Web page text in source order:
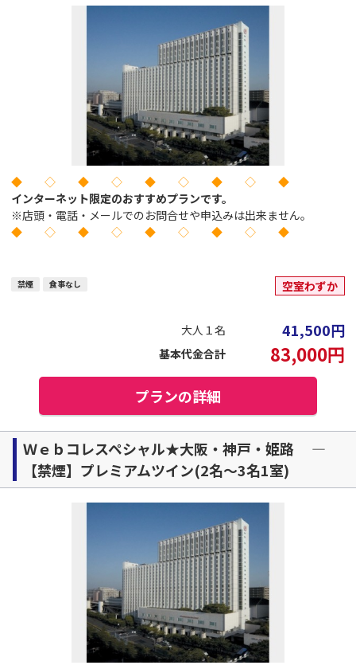
◆ ◇ ◆ ◇ ◆ ◇ ◆ ◇ ◆
インターネット限定のおすすめプランです。
※店頭・電話・メールでのお問合せや申込みは出来ません。
◆ ◇ ◆ ◇ ◆ ◇ ◆ ◇ ◆
禁煙 食事なし 空室わずか
大人１名 41,500円
基本代金合計 83,000円
プランの詳細
Ｗｅｂコレスペシャル★大阪・神戸・姫路 ―
【禁煙】プレミアムツイン(2名～3名1室)